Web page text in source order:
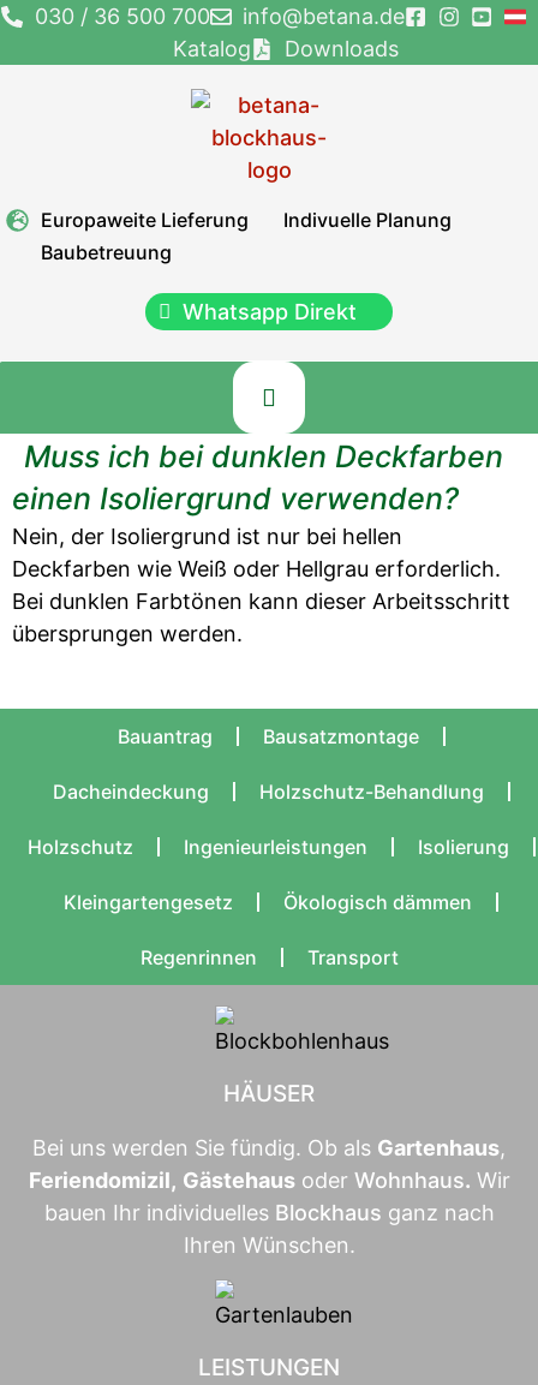
Zum030 / 36 500 700
info@betana.de
Katalog
Downloads
Europaweite Lieferung
Indivuelle Planung
Baubetreuung
Whatsapp Direkt
Muss ich bei dunklen Deckfarben
einen Isoliergrund verwenden?
Nein, der Isoliergrund ist nur bei hellen
Deckfarben wie Weiß oder Hellgrau erforderlich.
Bei dunklen Farbtönen kann dieser Arbeitsschritt
übersprungen werden.
Bauantrag Bausatzmontage
Dacheindeckung Holzschutz-Behandlung
Holzschutz Ingenieurleistungen Isolierung
Kleingartengesetz Ökologisch dämmen
Regenrinnen Transport
HÄUSER
Bei uns werden Sie fündig. Ob als Gartenhaus,
Feriendomizil, Gästehausoder Wohnhaus. Wir
bauen Ihr individuelles Blockhaus ganz nach
Ihren Wünschen.
LEISTUNGEN